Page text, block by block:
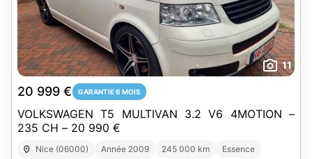
11
20 999 € GARANTIE 6 MOIS
VOLKSWAGEN T5 MULTIVAN 3.2 V6 4MOTION –
235 CH – 20 990 €
Nice (06000) Année 2009 245 000 km
Essence